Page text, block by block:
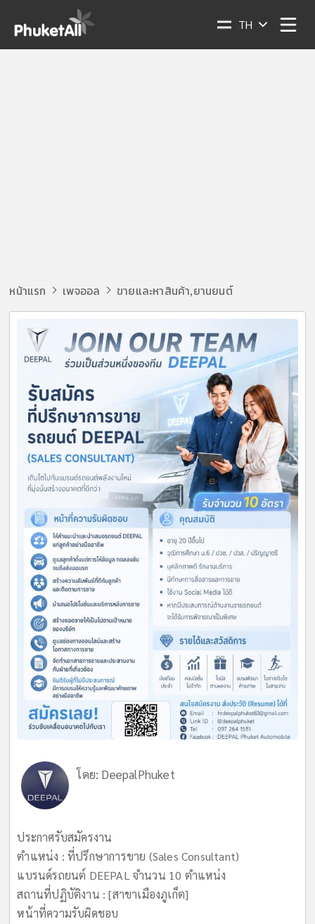
TH
หน้าแรก เพจออล ขายและหาสินค้า,ยานยนต์
โดย: DeepalPhuket
ประกาศรับสมัครงาน
ตำแหน่ง : ที่ปรึกษาการขาย (Sales Consultant)
แบรนด์รถยนต์ DEEPAL จำนวน 10 ตำแหน่ง
สถานที่ปฏิบัติงาน : [สาขาเมืองภูเก็ต]
หน้าที่ความรับผิดชอบ